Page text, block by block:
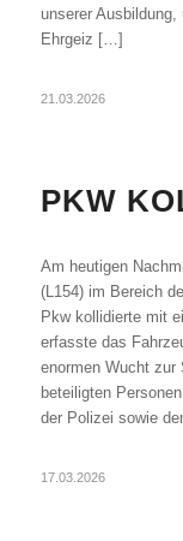
unserer
Ehrgeiz […]
21.03.2026
PKW
Am heutigen
(L154) im Bereich
Pkw kollidierte mit
erfasste das
enormen Wucht zur
beteiligten
der Polizei sowie
17.03.2026